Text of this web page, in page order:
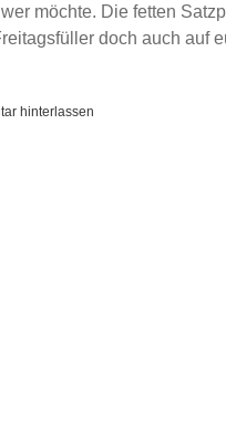
möchte. Die fetten
doch auch auf
hinterlassen